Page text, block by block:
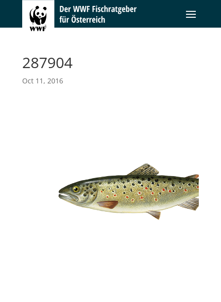
287904
Oct 11, 2016